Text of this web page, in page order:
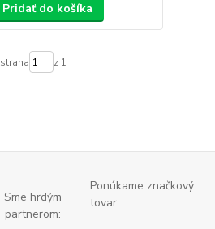
Pridať do košíka
strana z 1
Sme hrdým
partnerom:
Ponúkame značkový
tovar: